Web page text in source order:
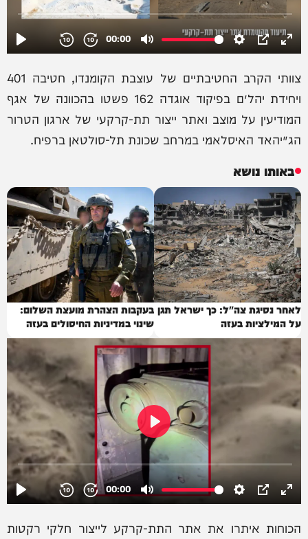
צוותי הקרב החטיבתיים של עוצבת הקומנדו, חטיבה 401
ויחידת יהל״ם בפיקוד אוגדה 162 פשטו בהכוונה של אגף
המודיעין על מוצב ואתר ייצור תת-קרקעי של ארגון הטרור
הג׳יהאד האיסלאמי במרחב שכונת תל-סולטאן ברפיח.
באותו נושא
לאחר נסיגת צה"ל: כך ישראל תגן
על המילציות בעזה
בעקבות הצהרת מועצת השלום:
שינוי במדיניות החיסולים בעזה
הכוחות איתרו את אתר התת-קרקע לייצור חלקי רקטות